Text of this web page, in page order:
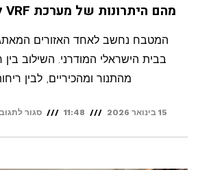
מהם היתרונות של מערכת VRF לקירור המטבח?
המטבח נחשב לאחד האזורים
בבית הישראלי המודרני. השילוב בין
מהתנור ומהכיריים, לבין
15 בינואר 2026 11:48 סגור